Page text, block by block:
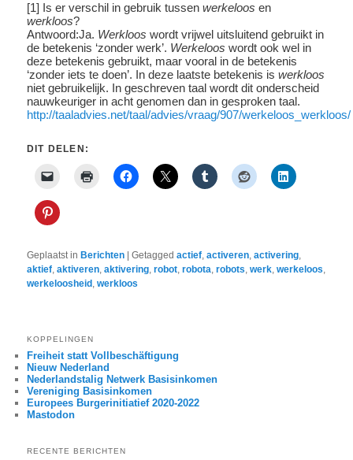
[1] Is er verschil in gebruik tussenwerkeloos en
werkloos?
Antwoord:Ja. Werkloos wordt vrijwel uitsluitend gebruikt in
de betekenis ‘zonder werk’. Werkeloos wordt ook wel in
deze betekenis gebruikt, maar vooral in de betekenis
‘zonder iets te doen’. In deze laatste betekenis iswerkloos
niet gebruikelijk. In geschreven taal wordt dit onderscheid
nauwkeuriger in acht genomen dan in gesproken taal.
http://taaladvies.net/taal/advies/vraag/907/werkeloos_werkloos/
DIT DELEN:
Geplaatst in Berichten |Getagged actief ,activeren ,activering
aktief ,aktiveren ,aktivering ,robot ,robota ,robots ,werk ,werkeloos
werkeloosheid ,werkloos
KOPPELINGEN
Freiheit statt Vollbeschäftigung
Nieuw Nederland
Nederlandstalig Netwerk Basisinkomen
Vereniging Basisinkomen
Europees Burgerinitiatief 2020-2022
Mastodon
RECENTE BERICHTEN